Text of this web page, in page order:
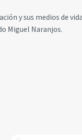
y sus medios de
Miguel Naranjos.